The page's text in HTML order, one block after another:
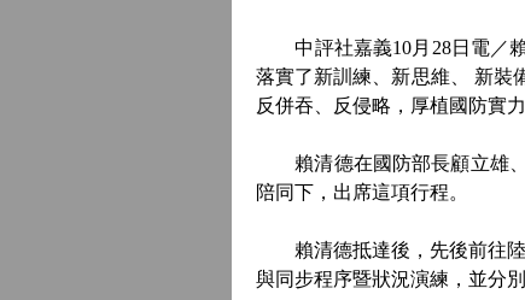
中評社嘉義10月28日電／賴
落實了新訓練、新思維、 新裝
反併吞、反侵略，厚植國防實
賴清德在國防部長顧立雄、
陪同下，出席這項行程。
賴清德抵達後，先後前往陸
與同步程序暨狀況演練，並分